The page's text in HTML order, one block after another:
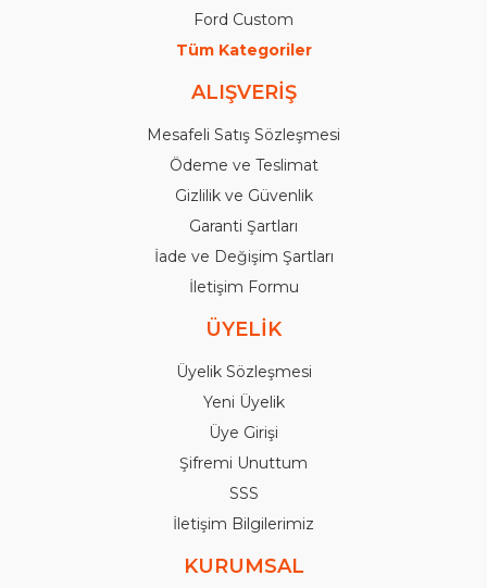
Ford Custom
Tüm Kategoriler
ALIŞVERİŞ
Mesafeli Satış Sözleşmesi
Ödeme ve Teslimat
Gizlilik ve Güvenlik
Garanti Şartları
İade ve Değişim Şartları
İletişim Formu
ÜYELİK
Üyelik Sözleşmesi
Yeni Üyelik
Üye Girişi
Şifremi Unuttum
SSS
İletişim Bilgilerimiz
KURUMSAL